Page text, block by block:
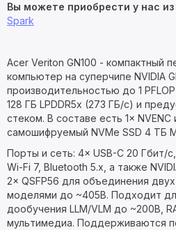
Вы можете приобрести у нас
Spark
Acer Veriton GN100 - компактный
компьютер на суперчипе NVIDIA
производительностью до 1
128 ГБ LPDDR5x (273 ГБ/с) и
стеком. В составе есть 1× NVENC
самошифруемый NVMe SSD 4 ТБ
Порты и сеть: 4× USB-C 20 Гбит/с,
Wi-Fi 7, Bluetooth 5.x, а также
2× QSFP56 для объединения
моделями до ~405B. Подходит
дообучения LLM/VLM до ~200B,
мультимедиа. Поддерживаются